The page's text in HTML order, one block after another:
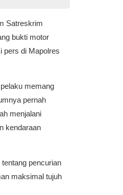
Satreskrim
bukti motor
pers di Mapolres
memang
pernah
menjalani
kendaraan
pencurian
maksimal tujuh